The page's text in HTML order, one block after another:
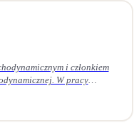
i członkiem
W pracy
za jego narracją. Moje
• psychoterapię
i lękowe, • problematykę relacji